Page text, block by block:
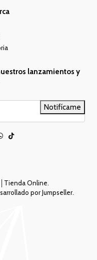
lanzamientos y
Notifícame
Online.
por Jumpseller.